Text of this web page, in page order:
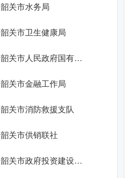
韶关市水务局
韶关市卫生健康局
韶关市人民政府国有资产监督管理委员会
韶关市金融工作局
韶关市消防救援支队
韶关市供销联社
韶关市政府投资建设项目代建管理局